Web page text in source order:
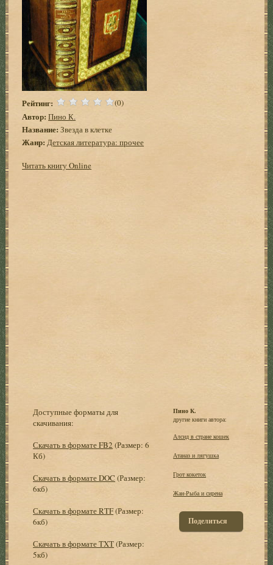
Рейтинг: (0)
Автор: Пино К.
Название: Звезда в клетке
Жанр: Детская литература: прочее
Читать книгу Online
Доступные форматы для
скачивания:
Скачать в формате FB2 (Размер: 6
Кб)
Скачать в формате DOC (Размер:
6кб)
Скачать в формате RTF(Размер:
6кб)
Скачать в формате TXT(Размер:
5кб)
Пино К.
другие книги автора:
Алсид в стране кошек
Атаназ и лягушка
Грот кокеток
Жан-Рыба и сирена
Поделиться